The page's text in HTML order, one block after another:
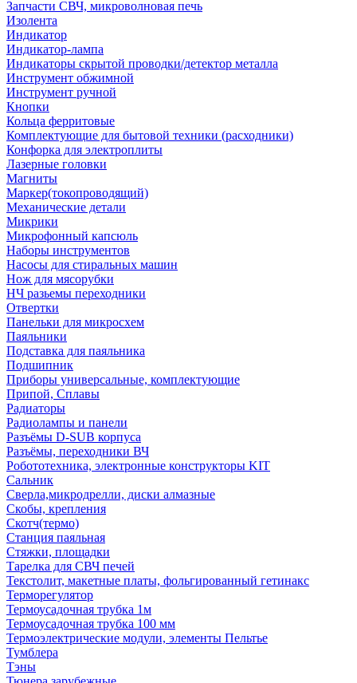
Запчасти СВЧ, микроволновая печь
Изолента
Индикатор
Индикатор-лампа
Индикаторы скрытой проводки/детектор металла
Инструмент обжимной
Инструмент ручной
Кнопки
Кольца ферритовые
Комплектующие для бытовой техники (расходники)
Конфорка для электроплиты
Лазерные головки
Магниты
Маркер(токопроводящий)
Механические детали
Микрики
Микрофонный капсюль
Наборы инструментов
Насосы для стиральных машин
Нож для мясорубки
НЧ разьемы переходники
Отвертки
Панельки для микросхем
Паяльники
Подставка для паяльника
Подшипник
Приборы универсальные, комплектующие
Припой, Сплавы
Радиаторы
Радиолампы и панели
Разъёмы D-SUB корпуса
Разъёмы, переходники ВЧ
Робототехника, электронные конструкторы KIT
Сальник
Сверла,микродрелли, диски алмазные
Скобы, крепления
Скотч(термо)
Станция паяльная
Стяжки, площадки
Тарелка для СВЧ печей
Текстолит, макетные платы, фольгированный гетинакс
Терморегулятор
Термоусадочная трубка 1м
Термоусадочная трубка 100 мм
Термоэлектрические модули, элементы Пельтье
Тумблера
Тэны